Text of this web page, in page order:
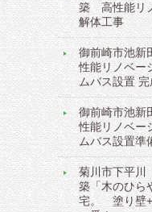
築 高性能リ
解体工事
御前崎市池
性能リノベ
ムバス設置 完
御前崎市池
性能リノベ
ムバス設置準
菊川市下平
築「木のひら
宅。 塗り壁+